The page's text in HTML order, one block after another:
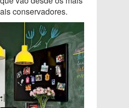
conservadores.